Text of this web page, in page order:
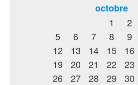
octobre
1
2
5
6 7 8 9
12
13 14 15 16
19
20 21 22 23
26
27 28 29 30